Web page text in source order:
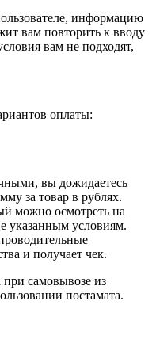
информацию
вам повторить к вводу
вам не подходят,
оплаты:
вы дожидаетесь
за товар в рублях.
можно осмотреть на
указанным условиям.
и получает чек.
самовывозе из
постамата.